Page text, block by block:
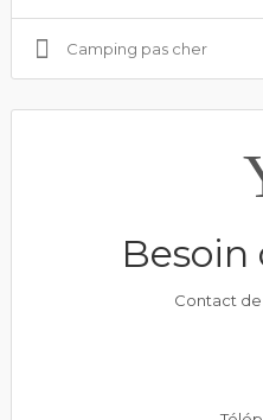
Camping pas cher
Besoin
Contact